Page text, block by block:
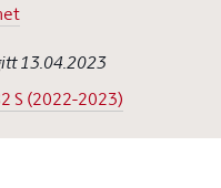
13.04.2023
S (2022-2023)